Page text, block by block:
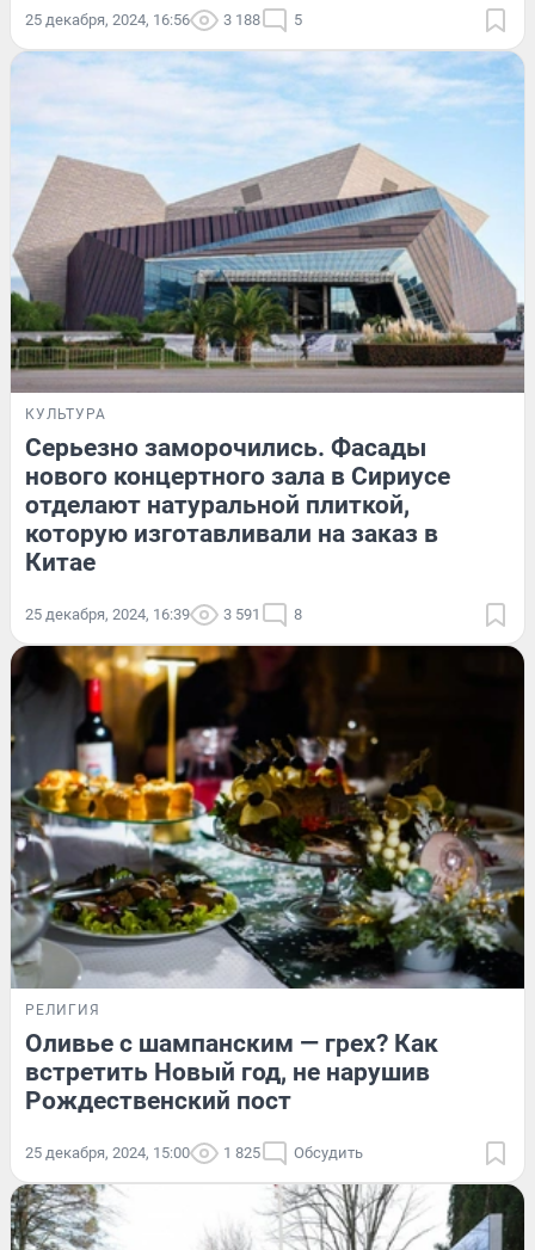
25 декабря, 2024, 16:56 3 188 5
КУЛЬТУРА
Серьезно заморочились. Фасады
нового концертного зала в Сириусе
отделают натуральной плиткой,
которую изготавливали на заказ в
Китае
25 декабря, 2024, 16:39 3 591 8
РЕЛИГИЯ
Оливье с шампанским — грех? Как
встретить Новый год, не нарушив
Рождественский пост
25 декабря, 2024, 15:00 1 825 Обсудить